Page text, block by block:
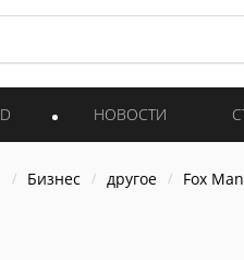
НОВОСТИ
Бизнес другое Fox